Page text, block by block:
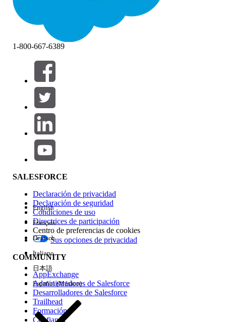
Filtros (0)
SELECCIONAR FILTROS
Área de productos
Repercusión de función
Edición
Experiencia
1-800-667-6389
SALESFORCE
Declaración de privacidad
Declaración de seguridad
Condiciones de uso
Directrices de participación
Centro de preferencias de cookies
Sus opciones de privacidad
COMMUNITY
AppExchange
Administradores de Salesforce
Desarrolladores de Salesforce
Trailhead
Formación
Confianza
English
Français
Deutsch
Italiano
日本語
Español (México)